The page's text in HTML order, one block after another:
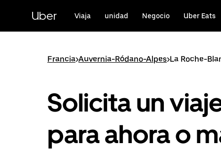
contenido
principal
Uber Viaja unidad Negocio Uber Eats
Francia>Auvernia-Ródano-Alpes>La Roche-
Solicita un
para ahora o